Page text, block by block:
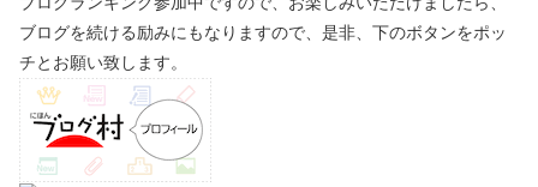
ブログを続ける励みにもなりますので、是非、下のボタンをポッ
チとお願い致します。